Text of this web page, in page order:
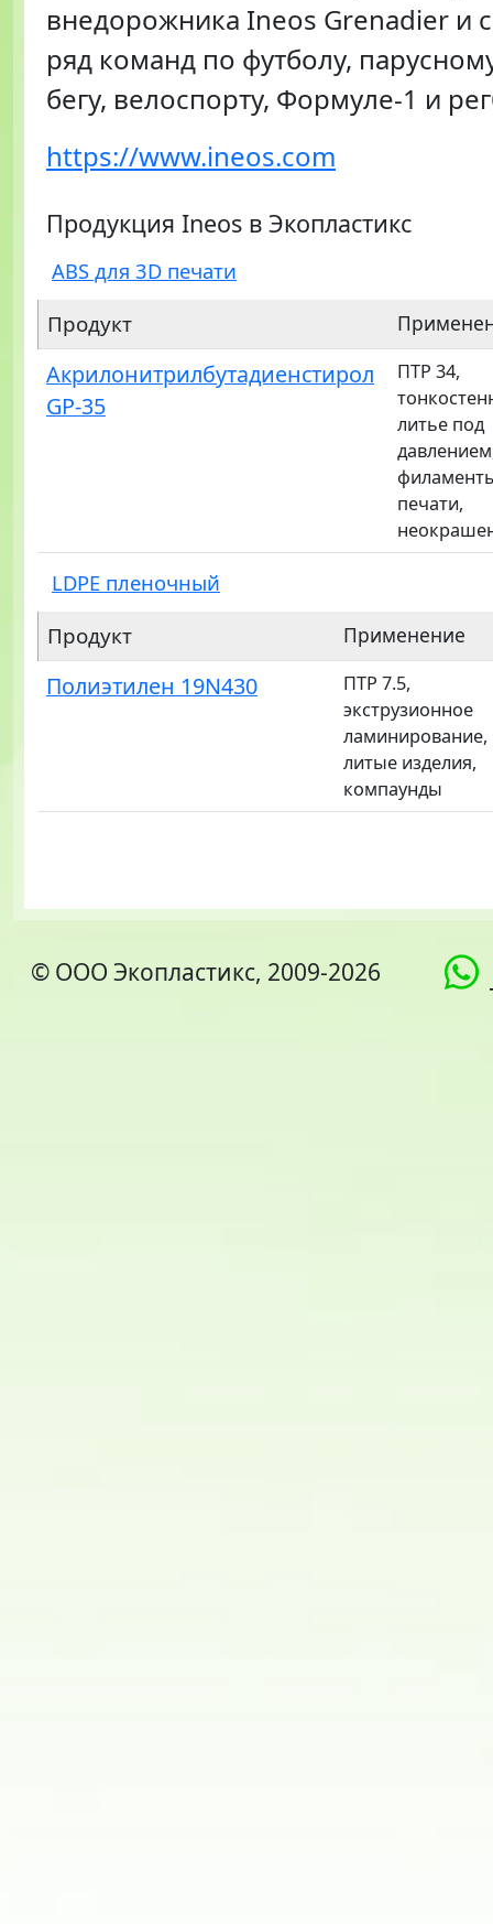
внедорожника Ineos Grenadier и
ряд команд по футболу,
бегу, велоспорту, Формуле-1 и
https://www.ineos.com
Продукция Ineos в Экопластикс
ABS для 3D печати
Продукт
Акрилонитрилбутадиенстирол
GP-35
ПТР 34,
литье под
печати,
LDPE пленочный
Продукт Применение
Полиэтилен 19N430
ПТР 7.5,
экструзионное
ламинирование,
литые изделия,
компаунды
© ООО Экопластикс, 2009-2026